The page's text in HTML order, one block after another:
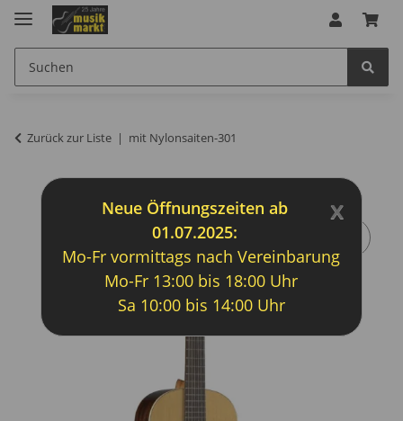
Zurück zur Liste mit Nylonsaiten-301
x
Neue Öffnungszeiten ab
01.07.2025:
Mo-Fr vormittags nach Vereinbarung
Mo-Fr 13:00 bis 18:00 Uhr
Sa 10:00 bis 14:00 Uhr